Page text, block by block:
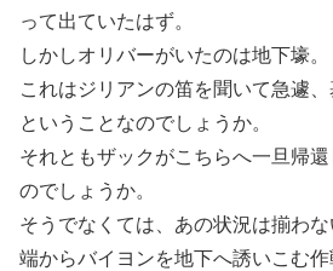
って出ていたはず。
しかしオリバーがいたのは地下壕。
これはジリアンの笛を聞いて急遽
ということなのでしょうか。
それともザックがこちらへ一旦帰
のでしょうか。
そうでなくては、あの状況は揃わな
端からバイヨンを地下へ誘いこむ